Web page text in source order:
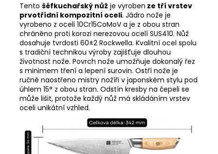
Tento šéfkuchařský nůž je vyroben ze tří vrstev
prvotřídní kompozitní oceli. Jádro nože je
vyrobeno z oceli 10Cr15CoMoV a je z obou stran
chráněno proti korozi nerezovou ocelí SUS410. Nůž
dosahuje tvrdosti 60±2 Rockwella. Kvalitní ocel spolu
s tradiční technikou výroby zajišťuje dlouhou
životnost nože. Povrch nože umožňuje dokonalý řez
s minimem tření a lepení surovin. Ostří nože je
ručně naostřeno mistry nožíři v japonském stylu pod
úhlem 15° z obou stran. Odstín kresby na čepeli se
může lišit, protože každý nůž má skládáním vrstev
oceli unikátní vzhled.